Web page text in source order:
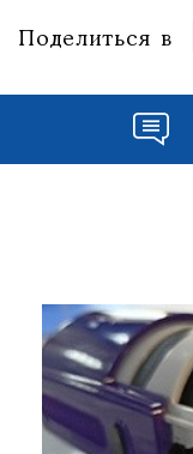
Поделиться в